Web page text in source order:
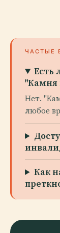
ЧАСТЫЕ
Есть
"Камня
Нет.
любое
Как